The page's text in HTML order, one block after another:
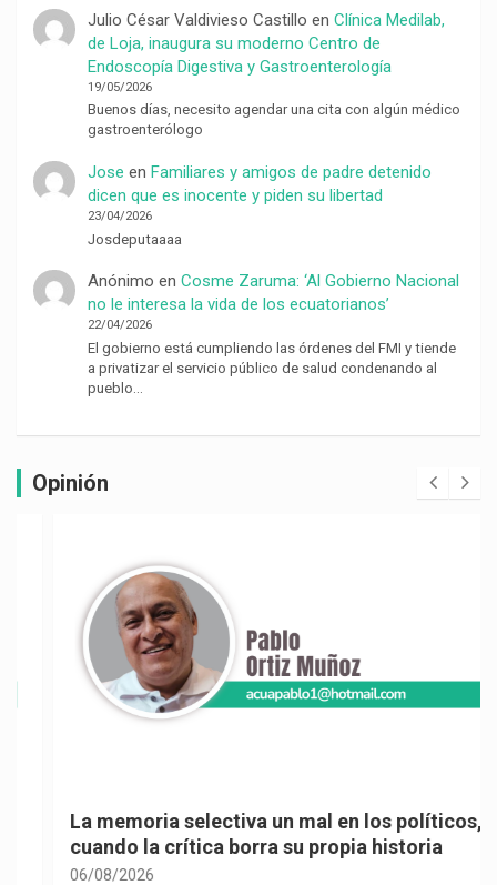
Julio César Valdivieso Castillo en Clínica Medilab,
de Loja, inaugura su moderno Centro de
Endoscopía Digestiva y Gastroenterología
19/05/2026
Buenos días, necesito agendar una cita con algún médico
gastroenterólogo
Jose en Familiares y amigos de padre detenido
dicen que es inocente y piden su libertad
23/04/2026
Josdeputaaaa
Anónimo en Cosme Zaruma: ‘Al Gobierno Nacional
no le interesa la vida de los ecuatorianos’
22/04/2026
El gobierno está cumpliendo las órdenes del FMI y tiende
a privatizar el servicio público de salud condenando al
pueblo…
Opinión
La memoria selectiva un mal en los políticos,
cuando la crítica borra su propia historia
06/08/2026